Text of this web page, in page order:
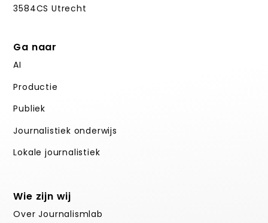
3584CS Utrecht
Ga naar
AI
Productie
Publiek
Journalistiek onderwijs
Lokale journalistiek
Wie zijn wij
Over Journalismlab